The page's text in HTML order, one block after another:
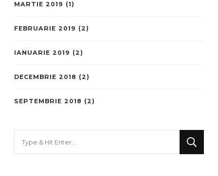
MARTIE 2019 (1)
FEBRUARIE 2019 (2)
IANUARIE 2019 (2)
DECEMBRIE 2018 (2)
SEPTEMBRIE 2018 (2)